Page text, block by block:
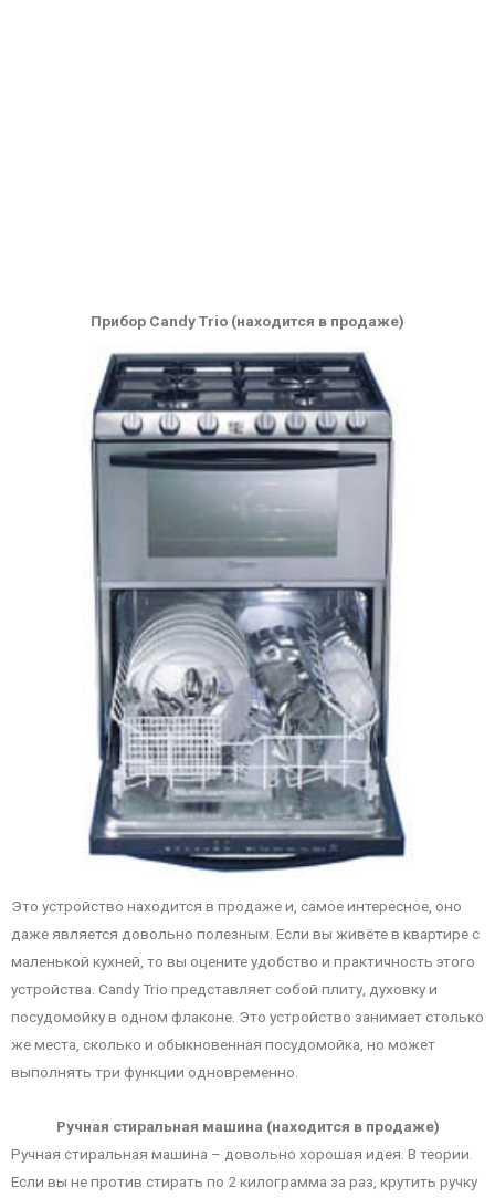
Прибор Candy Trio (находится в продаже)
Это устройство находится в продаже и, самое интересное, оно
даже является довольно полезным. Если вы живёте в квартире с
маленькой кухней, то вы оцените удобство и практичность этого
устройства. Candy Trio представляет собой плиту, духовку и
посудомойку в одном флаконе. Это устройство занимает столько
же места, сколько и обыкновенная посудомойка, но может
выполнять три функции одновременно.
Ручная стиральная машина (находится в продаже)
Ручная стиральная машина – довольно хорошая идея. В теории.
Если вы не против стирать по 2 килограмма за раз, крутить ручку